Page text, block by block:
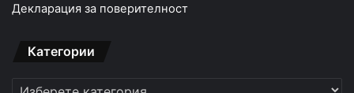
Декларация за поверителност
Категории
Категории